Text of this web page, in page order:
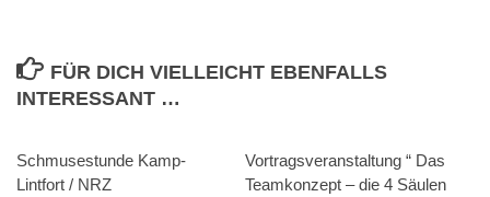
FÜR DICH VIELLEICHT EBENFALLS
INTERESSANT …
Schmusestunde Kamp-
Lintfort / NRZ
Vortragsveranstaltung “ Das
Teamkonzept – die 4 Säulen